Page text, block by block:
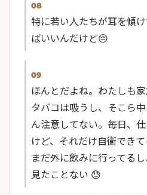
08
特に若い人たちが耳を傾
ばいいんだけど😔
09
ほんとだよね。わたしも
タバコは吸うし、そこら
ん注意してない。毎日、
けど、それだけ自衛でき
まだ外に飲みに行ってる
見たことない 😓